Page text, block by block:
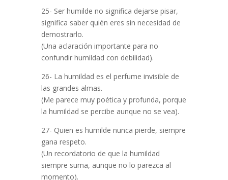
25- Ser humilde no significa dejarse pisar,
significa saber quién eres sin necesidad de
demostrarlo.
(Una aclaración importante para no
confundir humildad con debilidad).
26- La humildad es el perfume invisible de
las grandes almas.
(Me parece muy poética y profunda, porque
la humildad se percibe aunque no se vea).
27- Quien es humilde nunca pierde, siempre
gana respeto.
(Un recordatorio de que la humildad
siempre suma, aunque no lo parezca al
momento).